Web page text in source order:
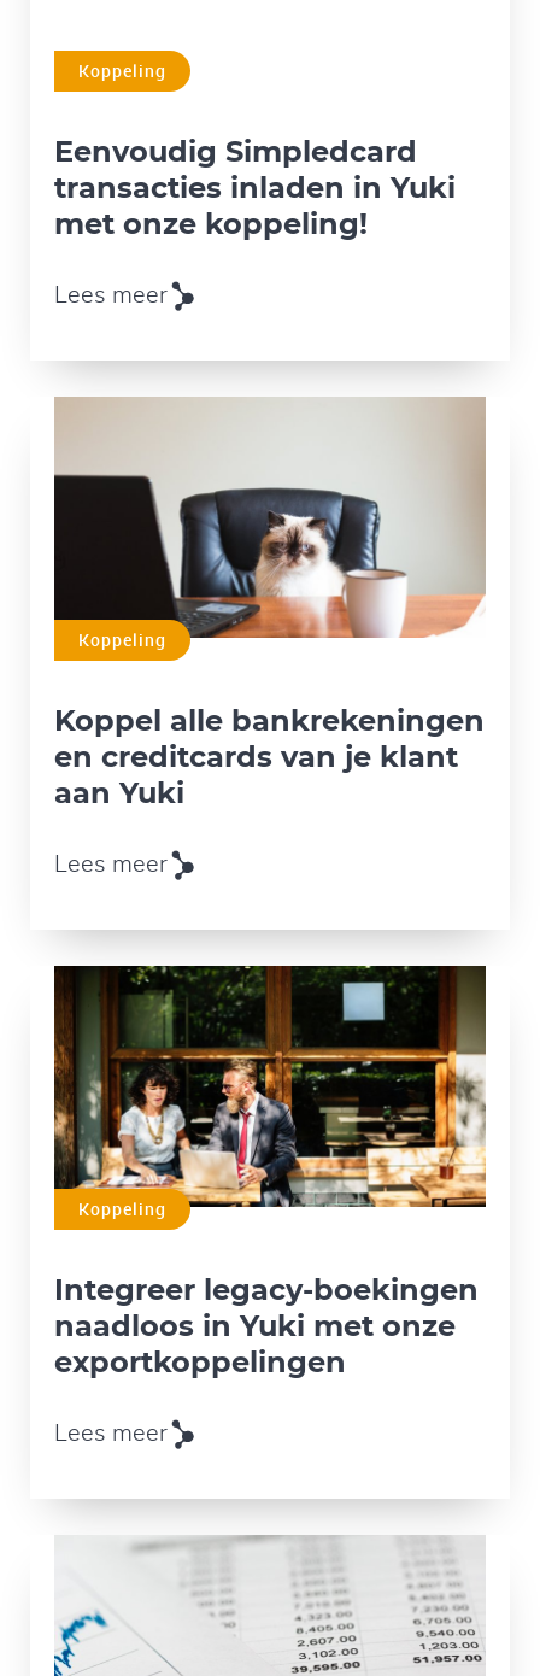
Koppeling
Eenvoudig Simpledcard
transacties inladen in Yuki
met onze koppeling!
Lees meer
Koppeling
Koppel alle bankrekeningen
en creditcards van je klant
aan Yuki
Lees meer
Koppeling
Integreer legacy-boekingen
naadloos in Yuki met onze
exportkoppelingen
Lees meer